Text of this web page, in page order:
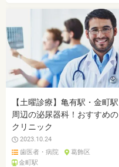
【土曜診療】亀有駅・金町駅
周辺の泌尿器科！おすすめの
クリニック
2023.10.24
歯医者・病院
葛飾区
金町駅